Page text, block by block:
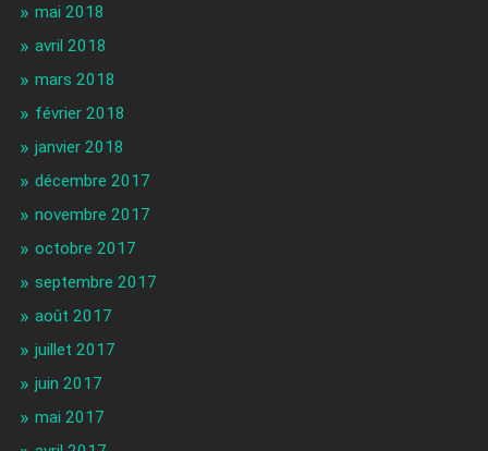
mai 2018
avril 2018
mars 2018
février 2018
janvier 2018
décembre 2017
novembre 2017
octobre 2017
septembre 2017
août 2017
juillet 2017
juin 2017
mai 2017